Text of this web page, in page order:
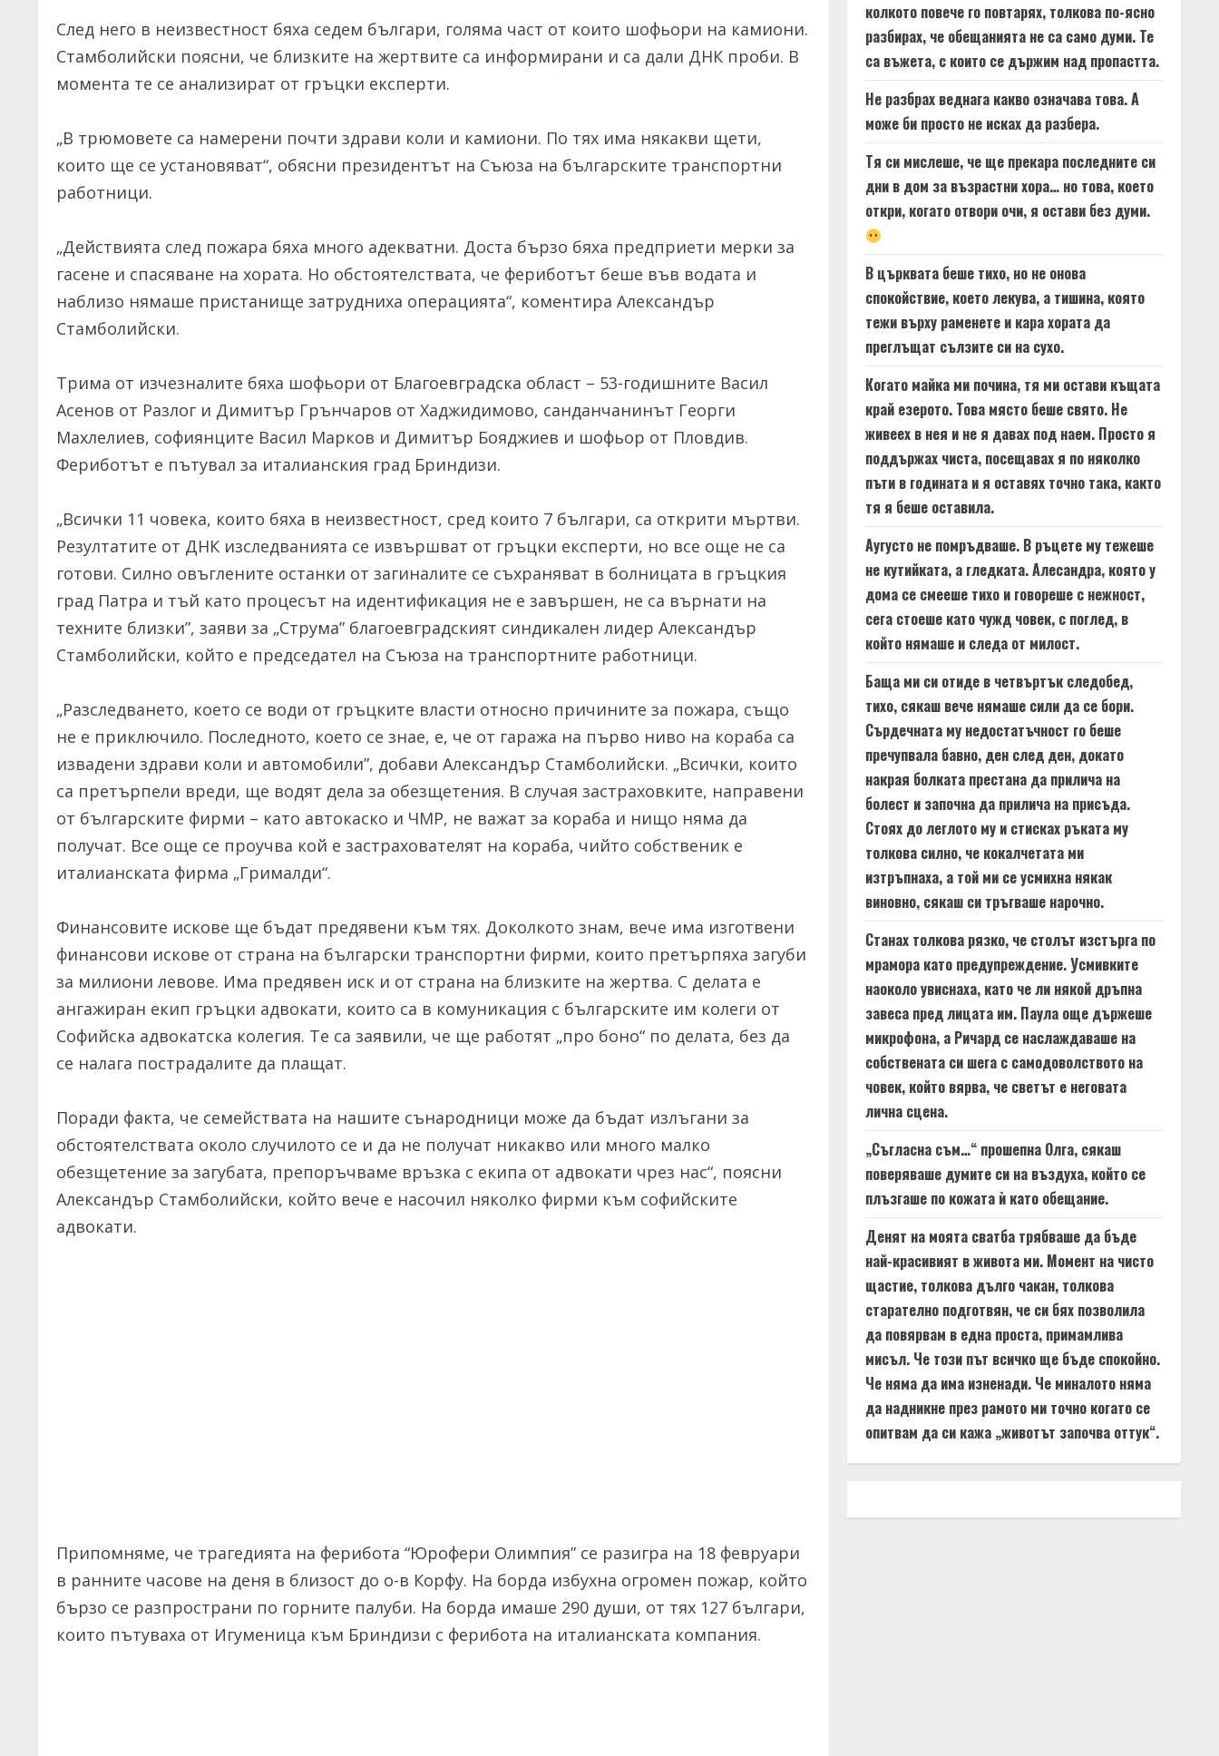
След него в неизвестност бяха седем българи, голяма част от които шофьори на камиони.
Стамболийски поясни, че близките на жертвите са информирани и са дали ДНК проби. В
момента те се анализират от гръцки експерти.
„В трюмовете са намерени почти здрави коли и камиони. По тях има някакви щети,
които ще се установяват“, обясни президентът на Съюза на българските транспортни
работници.
„Действията след пожара бяха много адекватни. Доста бързо бяха предприети мерки за
гасене и спасяване на хората. Но обстоятелствата, че фериботът беше във водата и
наблизо нямаше пристанище затрудниха операцията“, коментира Александър
Стамболийски.
Трима от изчезналите бяха шофьори от Благоевградска област – 53-годишните Васил
Асенов от Разлог и Димитър Грънчаров от Хаджидимово, санданчанинът Георги
Махлелиев, софиянците Васил Марков и Димитър Бояджиев и шофьор от Пловдив.
Фериботът е пътувал за италианския град Бриндизи.
„Всички 11 човека, които бяха в неизвестност, сред които 7 българи, са открити мъртви.
Резултатите от ДНК изследванията се извършват от гръцки експерти, но все още не са
готови. Силно овъглените останки от загиналите се съхраняват в болницата в гръцкия
град Патра и тъй като процесът на идентификация не е завършен, не са върнати на
техните близки”, заяви за „Струма” благоевградският синдикален лидер Александър
Стамболийски, който е председател на Съюза на транспортните работници.
„Разследването, което се води от гръцките власти относно причините за пожара, също
не е приключило. Последното, което се знае, е, че от гаража на първо ниво на кораба са
извадени здрави коли и автомобили”, добави Александър Стамболийски. „Всички, които
са претърпели вреди, ще водят дела за обезщетения. В случая застраховките, направени
от българските фирми – като автокаско и ЧМР, не важат за кораба и нищо няма да
получат. Все още се проучва кой е застрахователят на кораба, чийто собственик е
италианската фирма „Грималди“.
Финансовите искове ще бъдат предявени към тях. Доколкото знам, вече има изготвени
финансови искове от страна на български транспортни фирми, които претърпяха загуби
за милиони левове. Има предявен иск и от страна на близките на жертва. С делата е
ангажиран екип гръцки адвокати, които са в комуникация с българските им колеги от
Софийска адвокатска колегия. Те са заявили, че ще работят „про боно“ по делата, без да
се налага пострадалите да плащат.
Поради факта, че семействата на нашите сънародници може да бъдат излъгани за
обстоятелствата около случилото се и да не получат никакво или много малко
обезщетение за загубата, препоръчваме връзка с екипа от адвокати чрез нас“, поясни
Александър Стамболийски, който вече е насочил няколко фирми към софийските
адвокати.
Припомняме, че трагедията на ферибота “Юрофери Олимпия” се разигра на 18 февруари
в ранните часове на деня в близост до о-в Корфу. На борда избухна огромен пожар, който
бързо се разпространи по горните палуби. На борда имаше 290 души, от тях 127 българи,
които пътуваха от Игуменица към Бриндизи с ферибота на италианската компания.
колкото повече го повтарях, толкова по-ясно
разбирах, че обещанията не са само думи. Те
са въжета, с които се държим над пропастта.
Не разбрах веднага какво означава това. А
може би просто не исках да разбера.
Тя си мислеше, че ще прекара последните си
дни в дом за възрастни хора… но това, което
откри, когато отвори очи, я остави без думи.
В църквата беше тихо, но не онова
спокойствие, което лекува, а тишина, която
тежи върху раменете и кара хората да
преглъщат сълзите си на сухо.
Когато майка ми почина, тя ми остави къщата
край езерото. Това място беше свято. Не
живеех в нея и не я давах под наем. Просто я
поддържах чиста, посещавах я по няколко
пъти в годината и я оставях точно така, както
тя я беше оставила.
Аугусто не помръдваше. В ръцете му тежеше
не кутийката, а гледката. Алесандра, която у
дома се смееше тихо и говореше с нежност,
сега стоеше като чужд човек, с поглед, в
който нямаше и следа от милост.
Баща ми си отиде в четвъртък следобед,
тихо, сякаш вече нямаше сили да се бори.
Сърдечната му недостатъчност го беше
пречупвала бавно, ден след ден, докато
накрая болката престана да прилича на
болест и започна да прилича на присъда.
Стоях до леглото му и стисках ръката му
толкова силно, че кокалчетата ми
изтръпнаха, а той ми се усмихна някак
виновно, сякаш си тръгваше нарочно.
Станах толкова рязко, че столът изстърга по
мрамора като предупреждение. Усмивките
наоколо увиснаха, като че ли някой дръпна
завеса пред лицата им. Паула още държеше
микрофона, а Ричард се наслаждаваше на
собствената си шега с самодоволството на
човек, който вярва, че светът е неговата
лична сцена.
„Съгласна съм…“ прошепна Олга, сякаш
поверяваше думите си на въздуха, който се
плъзгаше по кожата ѝ като обещание.
Денят на моята сватба трябваше да бъде
най-красивият в живота ми. Момент на чисто
щастие, толкова дълго чакан, толкова
старателно подготвян, че си бях позволила
да повярвам в една проста, примамлива
мисъл. Че този път всичко ще бъде спокойно.
Че няма да има изненади. Че миналото няма
да надникне през рамото ми точно когато се
опитвам да си кажа „животът започва оттук“.